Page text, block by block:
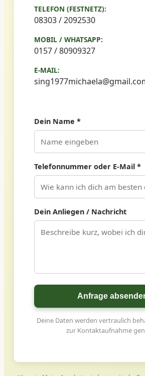
TELEFON (FESTNETZ):
08303 / 2092530
MOBIL / WHATSAPP:
0157 / 80909327
E-MAIL:
Dein Name *
Telefonnummer oder E-Mail *
Dein Anliegen / Nachricht
Anfrage
Deine Daten werden vertraulich
zur Kontaktaufnahme